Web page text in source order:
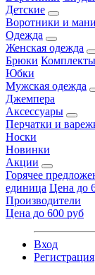
Детские
Воротники и
Одежда
Женская одежда
Брюки Комплекты
Юбки
Мужская одежда
Джемпера
Аксессуары
Перчатки и
Носки
Новинки
Акции
Горячее
единица Цена до
Производители
Цена до 600 руб
Вход
Регистрация